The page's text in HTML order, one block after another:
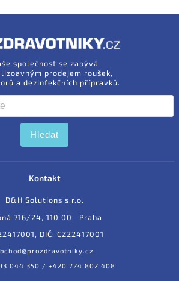
společnost se zabývá
prodejem roušek,
a dezinfekčních přípravků.
Hledat
Kontakt
D&H Solutions s.r.o.
716/24, 110 00, Praha
DIČ: CZ22417001
044 350 / +420 724 802 408